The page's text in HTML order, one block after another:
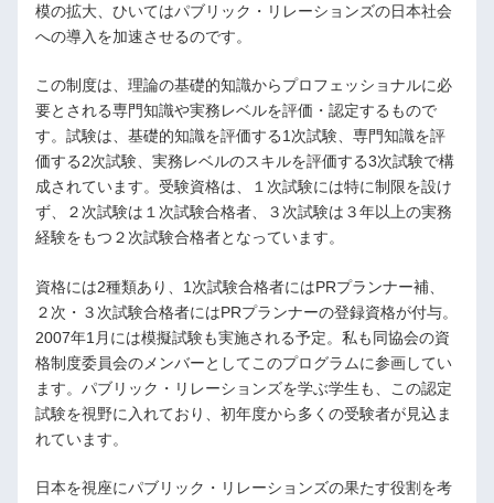
模の拡大、ひいてはパブリック・リレーションズの日本社会
への導入を加速させるのです。
この制度は、理論の基礎的知識からプロフェッショナルに必
要とされる専門知識や実務レベルを評価・認定するもので
す。試験は、基礎的知識を評価する1次試験、専門知識を評
価する2次試験、実務レベルのスキルを評価する3次試験で構
成されています。受験資格は、１次試験には特に制限を設け
ず、２次試験は１次試験合格者、３次試験は３年以上の実務
経験をもつ２次試験合格者となっています。
資格には2種類あり、1次試験合格者にはPRプランナー補、
２次・３次試験合格者にはPRプランナーの登録資格が付与。
2007年1月には模擬試験も実施される予定。私も同協会の資
格制度委員会のメンバーとしてこのプログラムに参画してい
ます。パブリック・リレーションズを学ぶ学生も、この認定
試験を視野に入れており、初年度から多くの受験者が見込ま
れています。
日本を視座にパブリック・リレーションズの果たす役割を考